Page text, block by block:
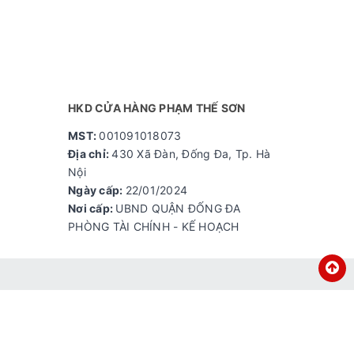
độ
giúp
HKD CỬA HÀNG PHẠM THẾ SƠN
MST:001091018073
Địa chỉ:430 Xã Đàn, Đống Đa, Tp. Hà
Nội
Ngày cấp: 22/01/2024
Nơi cấp: UBND QUẬN ĐỐNG ĐA
PHÒNG TÀI CHÍNH - KẾ HOẠCH